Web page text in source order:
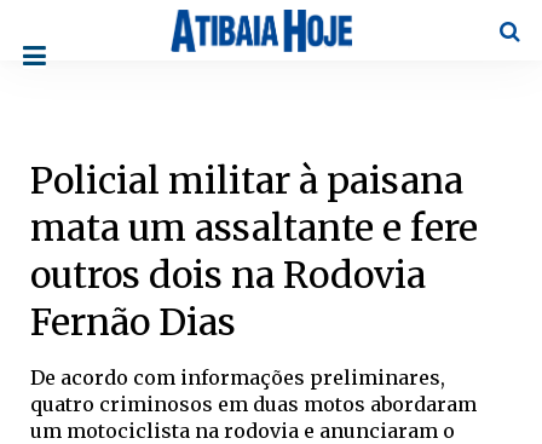
Policial militar à paisana
mata um assaltante e fere
outros dois na Rodovia
Fernão Dias
De acordo com informações preliminares,
quatro criminosos em duas motos abordaram
um motociclista na rodovia e anunciaram o